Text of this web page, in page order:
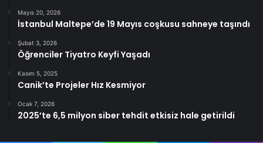
Mayıs 20, 2026
İstanbul Maltepe’de 19 Mayıs coşkusu sahneye taşındı
Şubat 3, 2026
Öğrenciler Tiyatro Keyfi Yaşadı
Kasım 5, 2025
Canik’te Projeler Hız Kesmiyor
Ocak 7, 2026
2025’te 6,5 milyon siber tehdit etkisiz hale getirildi